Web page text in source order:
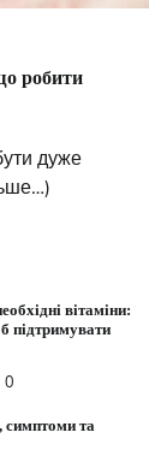
робити
дуже
вітаміни:
підтримувати
0
симптоми та